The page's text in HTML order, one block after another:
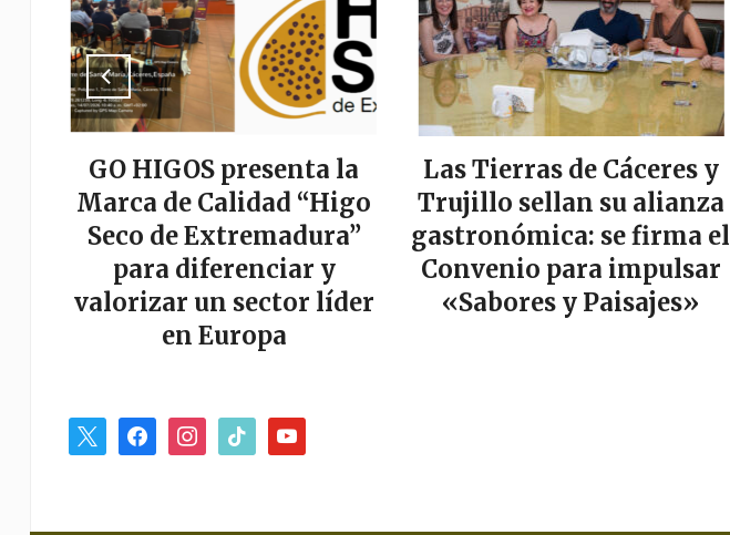
GO HIGOS presenta la
Marca de Calidad “Higo
Seco de Extremadura”
para diferenciar y
valorizar un sector líder
en Europa
Las Tierras de Cáceres y
Trujillo sellan su alianza
gastronómica: se firma el
Convenio para impulsar
«Sabores y Paisajes»
facebookinstagram
tiktok youtube